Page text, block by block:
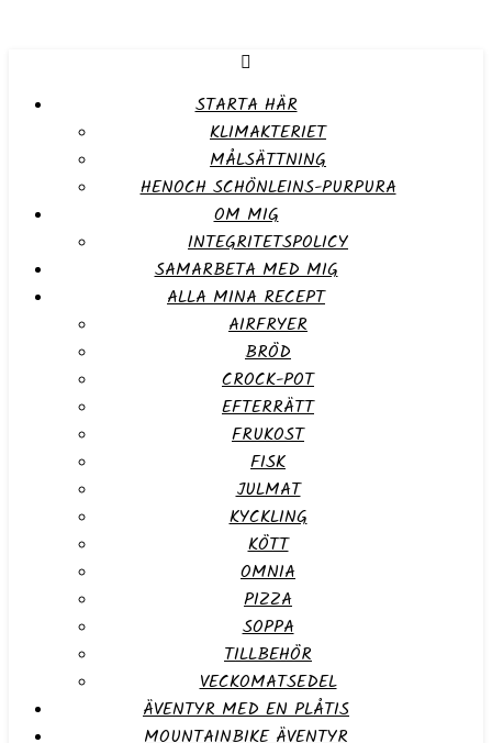
STARTA HÄR
KLIMAKTERIET
MÅLSÄTTNING
HENOCH SCHÖNLEINS-PURPURA
OM MIG
INTEGRITETSPOLICY
SAMARBETA MED MIG
ALLA MINA RECEPT
AIRFRYER
BRÖD
CROCK-POT
EFTERRÄTT
FRUKOST
FISK
JULMAT
KYCKLING
KÖTT
OMNIA
PIZZA
SOPPA
TILLBEHÖR
VECKOMATSEDEL
ÄVENTYR MED EN PLÅTIS
MOUNTAINBIKE ÄVENTYR